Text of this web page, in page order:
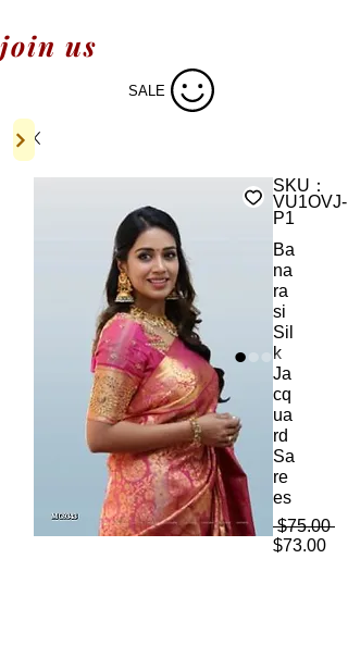
join us
SALE
SKU：
VU1OVJ-
P1
Ba
na
ra
si
Sil
k
Ja
cq
ua
rd
Sa
re
es
$75.00 通
$73.00セ